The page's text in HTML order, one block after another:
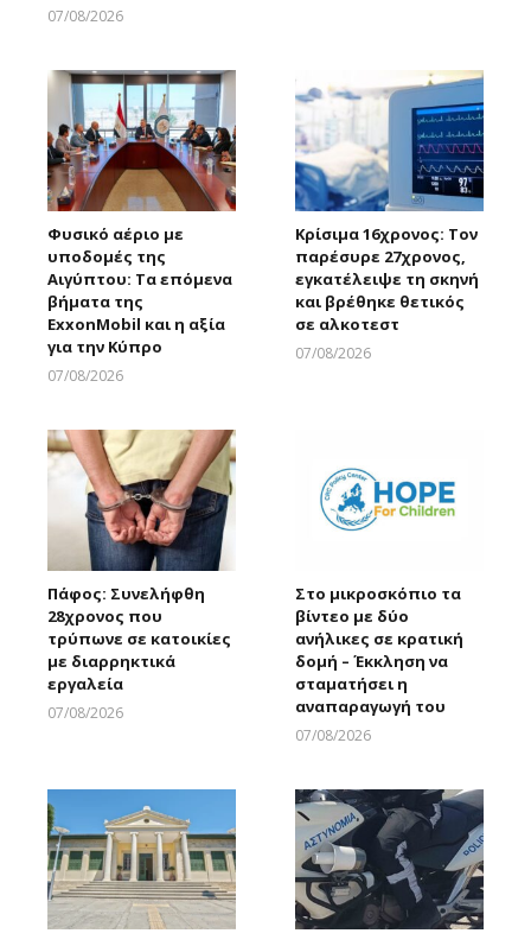
07/08/2026
Φυσικό αέριο με
υποδομές της
Αιγύπτου: Τα επόμενα
βήματα της
ExxonMobil και η αξία
για την Κύπρο
07/08/2026
Κρίσιμα 16χρονος: Τον
παρέσυρε 27χρονος,
εγκατέλειψε τη σκηνή
και βρέθηκε θετικός
σε αλκοτεστ
07/08/2026
Πάφος: Συνελήφθη
28χρονος που
τρύπωνε σε κατοικίες
με διαρρηκτικά
εργαλεία
07/08/2026
Στο μικροσκόπιο τα
βίντεο με δύο
ανήλικες σε κρατική
δομή – Έκκληση να
σταματήσει η
αναπαραγωγή του
07/08/2026